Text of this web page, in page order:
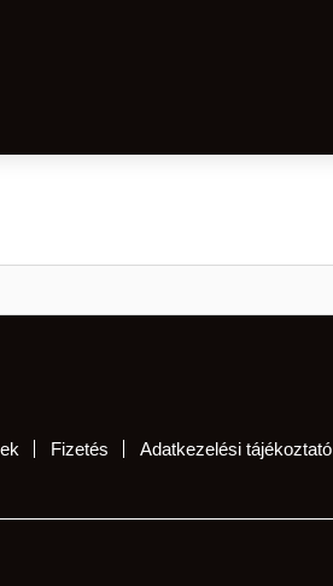
Fizetés Adatkezelési tájékoztató